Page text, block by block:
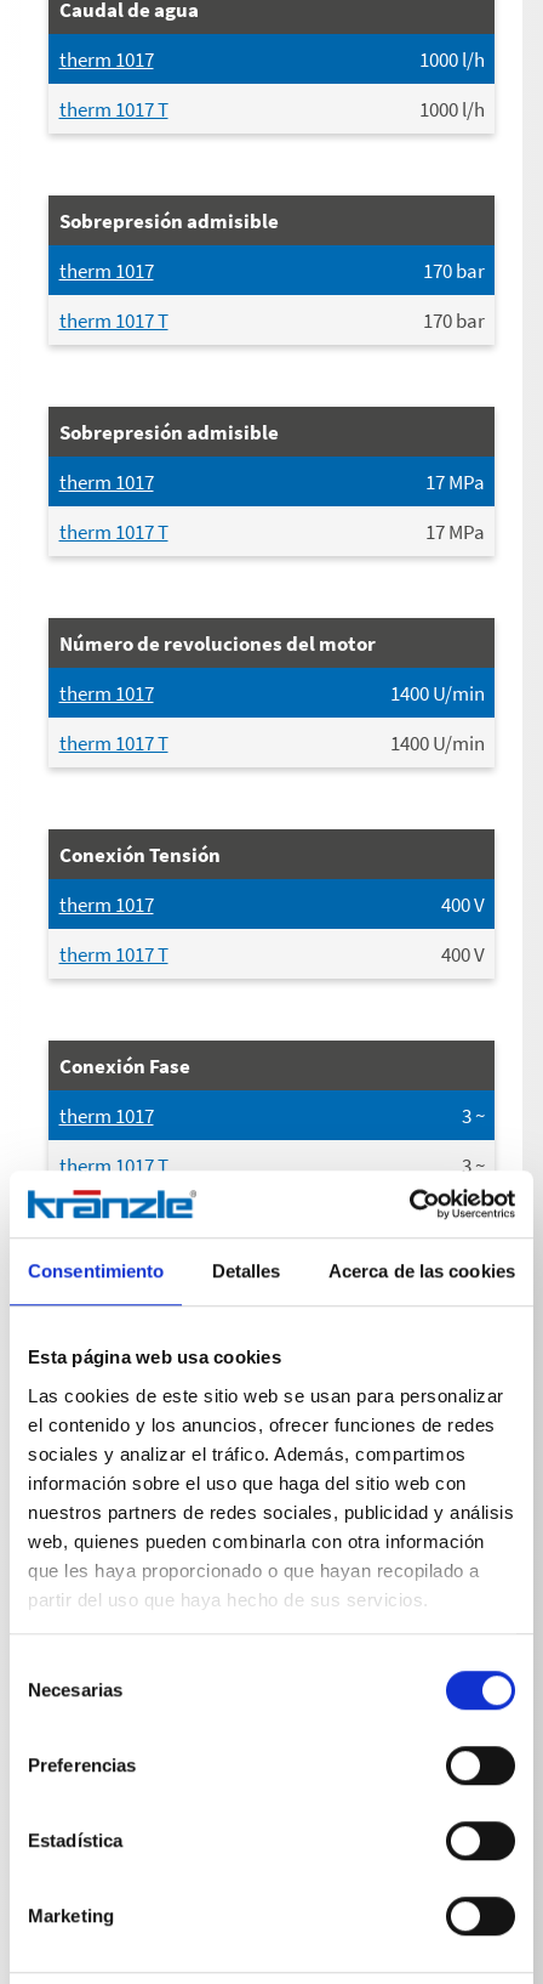
Consentimiento Detalles Acerca de las cookies
Esta página web usa cookies
Las cookies de este sitio web se usan para personalizar
el contenido y los anuncios, ofrecer funciones de redes
sociales y analizar el tráfico. Además, compartimos
información sobre el uso que haga del sitio web con
nuestros partners de redes sociales, publicidad y análisis
web, quienes pueden combinarla con otra información
que les haya proporcionado o que hayan recopilado a
partir del uso que haya hecho de sus servicios.
Necesarias
Preferencias
Estadística
Marketing
Caudal de agua
therm 1017
1000l/h
therm 1017 T
1000l/h
Sobrepresión admisible
therm 1017
170bar
therm 1017 T
170bar
Sobrepresión admisible
therm 1017
17MPa
therm 1017 T
17MPa
Número de revoluciones del motor
therm 1017
1400U/min
therm 1017 T
1400U/min
Conexión Tensión
therm 1017
400V
therm 1017 T
400V
Conexión Fase
therm 1017
3~
therm 1017 T
3~
Conexión Frecuencia
therm 1017 T
Conexión Actual
therm 1017
8,5A
therm 1017 T
Potencia absorbida
5,5kW
Potencia suministrada